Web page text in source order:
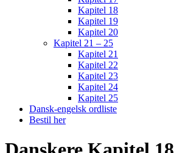
Kapitel 18
Kapitel 19
Kapitel 20
Kapitel 21 – 25
Kapitel 21
Kapitel 22
Kapitel 23
Kapitel 24
Kapitel 25
Dansk-engelsk ordliste
Bestil her